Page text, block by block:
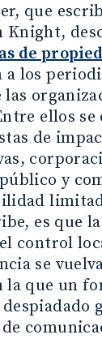
que
Knight,
de
a los
ellos se
de
y
es que
control
se
la que un